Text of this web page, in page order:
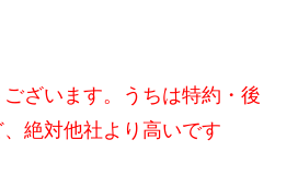
ざいます。うちは特約・後
絶対他社より高いです